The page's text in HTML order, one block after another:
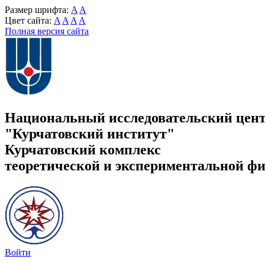
Размер шрифта: A A
Цвет сайта: A A A A
Полная версия сайта
Национальный исследовательский
"Курчатовский институт"
Курчатовский комплекс
теоретической и экспериментальной
Войти